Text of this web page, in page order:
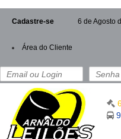
Cadastre-se 6 de Agosto
Área do Cliente